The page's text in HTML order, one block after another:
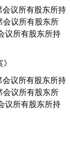
会议所有股东所持
会议所有股东所
议所有股东所持
会议所有股东所持
会议所有股东所
议所有股东所持